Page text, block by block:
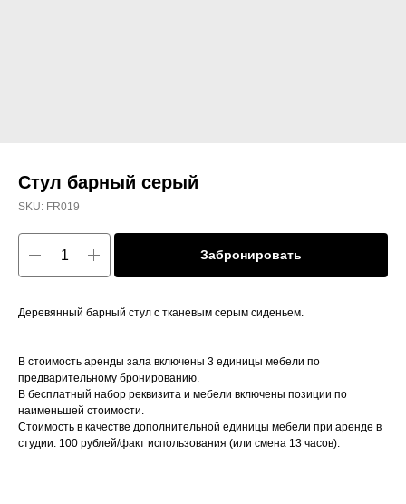
Стул барный серый
SKU: FR019
Забронировать
Деревянный барный стул с тканевым серым сиденьем.
В стоимость аренды зала включены 3 единицы мебели по
предварительному бронированию.
В бесплатный набор реквизита и мебели включены позиции по
наименьшей стоимости.
Стоимость в качестве дополнительной единицы мебели при аренде в
студии: 100 рублей/факт использования (или смена 13 часов).